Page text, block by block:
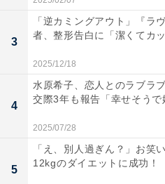
3
「逆カミングアウト」『ラ
者、整形告白に「潔くてカ
2025/12/18
4
水原希子、恋人とのラブラ
交際3年も報告「幸せそう
2025/07/28
5
「え、別人過ぎん？」お笑
12kgのダイエットに成功！